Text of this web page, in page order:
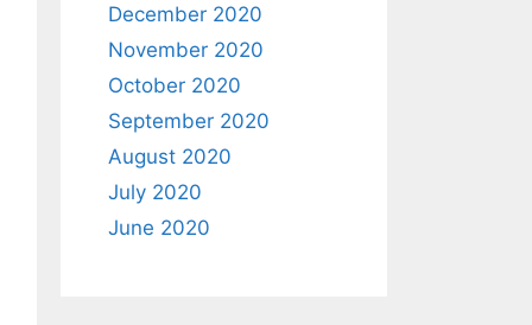
December 2020
November 2020
October 2020
September 2020
August 2020
July 2020
June 2020